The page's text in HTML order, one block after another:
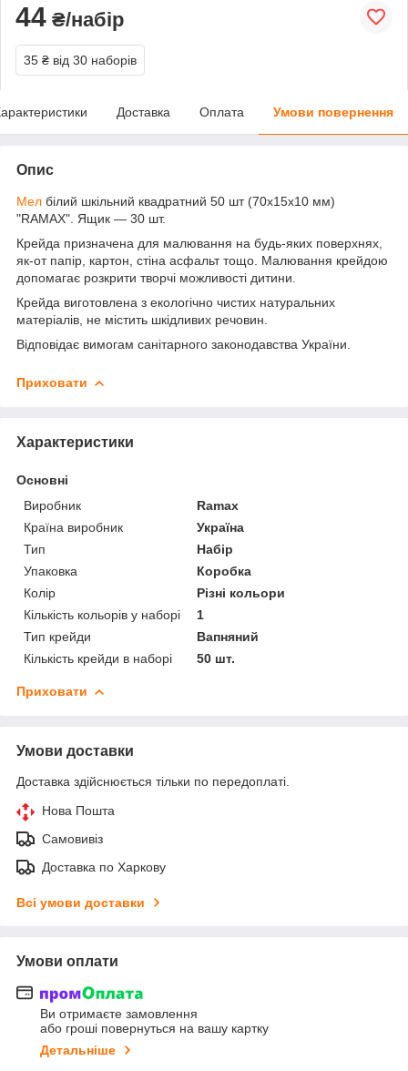
44 ₴/набір
35 ₴ від 30 наборів
Доставка Оплата Умови повернення
Опис
Мел білий шкільний квадратний 50 шт (70х15х10 мм)
"RAMAX". Ящик — 30 шт.
Крейда призначена для малювання на будь-яких поверхнях,
як-от папір, картон, стіна асфальт тощо. Малювання крейдою
допомагає розкрити творчі можливості дитини.
Крейда виготовлена з екологічно чистих натуральних
матеріалів, не містить шкідливих речовин.
Відповідає вимогам санітарного законодавства України.
Приховати
Характеристики
Основні
Виробник
Ramax
Країна виробник
Україна
Тип
Набір
Упаковка
Коробка
Колір
Різні кольори
Кількість кольорів у наборі
1
Тип крейди
Вапняний
Кількість крейди в наборі
50 шт.
Приховати
Умови доставки
Доставка здійснюється тільки по передоплаті.
Нова Пошта
Самовивіз
Доставка по Харкову
Всі умови доставки
Умови оплати
Ви отримаєте замовлення
або гроші повернуться на вашу картку
Детальніше